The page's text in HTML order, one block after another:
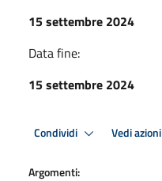
15 settembre 2024
Data fine:
15 settembre 2024
Condividi Vedi azioni
Argomenti: